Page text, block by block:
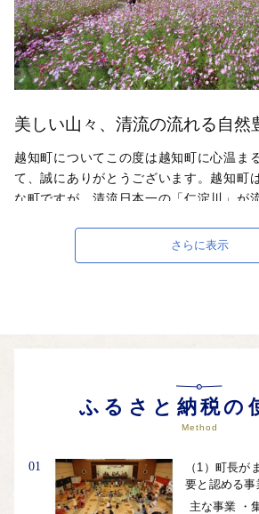
美しい山々、清流の流れる自然
越知町についてこの度は越知町に心温ま
て、誠にありがとうございます。越知町
な町ですが、清流日本一の「仁淀川」が
安らげる、そんな町です。越知町の生産
込めて作りました返礼品をぜひお楽しみ
さらに表示
ふるさと納税の
Method
01
（1）町長が
要と認める事
主な事業 ・